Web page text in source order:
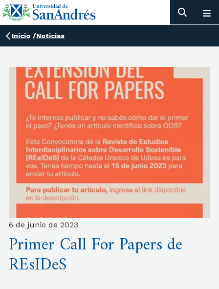
Inicio /Noticias
6 de junio de 2023
Primer Call For Papers de
REsIDeS